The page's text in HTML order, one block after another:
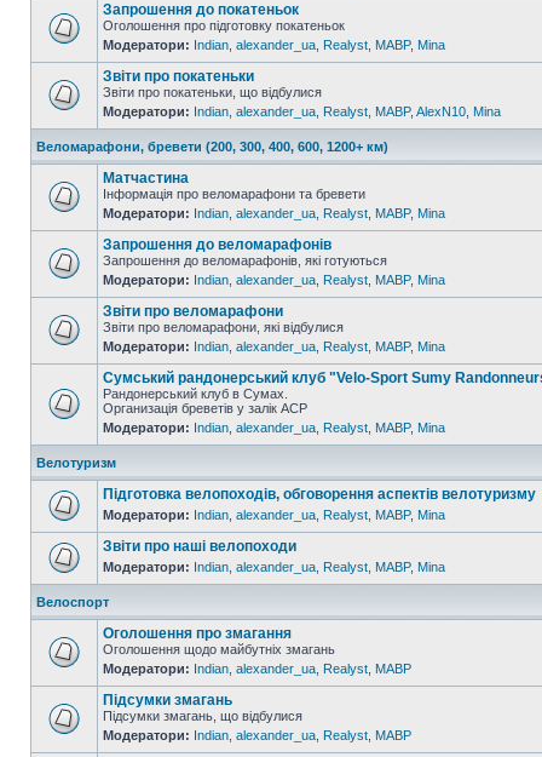
Запрошення до покатеньок
Оголошення про підготовку покатеньок
Модератори: Indian alexander_ua Realyst MABP, Mina
Звіти про покатеньки
Звіти про покатеньки, що відбулися
Модератори: Indian alexander_ua Realyst MABP, AlexN10 Mina
Веломарафони, бревети (200, 300, 400, 600, 1200+ км)
Матчастина
Інформація про веломарафони та бревети
Модератори: Indian alexander_ua Realyst MABP, Mina
Запрошення до веломарафонів
Запрошення до веломарафонів, які готуються
Модератори: Indian alexander_ua Realyst MABP, Mina
Звіти про веломарафони
Звіти про веломарафони, які відбулися
Модератори: Indian alexander_ua Realyst MABP, Mina
Сумський рандонерський клуб "Velo-Sport Sumy
Рандонерський клуб в Сумах.
Организація бреветів у залік АСР
Модератори: Indian alexander_ua Realyst MABP, Mina
Велотуризм
Підготовка велопоходів, обговорення аспектів велотуризму
Модератори: Indian alexander_ua Realyst MABP, Mina
Звіти про наші велопоходи
Модератори: Indian alexander_ua Realyst MABP, Mina
Велоспорт
Оголошення про змагання
Оголошення щодо майбутніх змагань
Модератори: Indian alexander_ua Realyst MABP
Підсумки змагань
Підсумки змагань, що відбулися
Модератори: Indian alexander_ua Realyst MABP